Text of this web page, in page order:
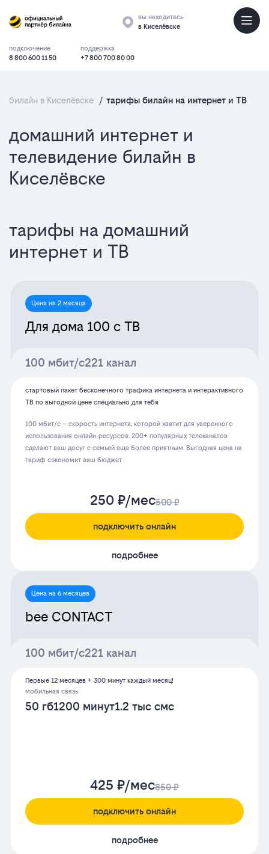
вы находитесь
в Киселёвске
подключение
8 800 600 11 50
поддержка
+7 800 700 80 00
билайн в Киселёвске / тарифы билайн на интернет и ТВ
домашний интернет и
телевидение билайн в
Киселёвске
тарифы на домашний
интернет и ТВ
Цена на 2 месяца
Для дома 100 с ТВ
100 мбит/с221 канал
стартовый пакет бесконечного трафика интернета и интерактивного
ТВ по выгодной цене специально для тебя
100 мбит/с – скорость интернета, которой хватит для уверенного
использования онлайн-ресурсов. 200+ популярных телеканалов
сделают ваш досуг с семьей еще более приятным. Выгодная цена на
тариф сэкономит ваш бюджет
250 ₽/мес500 ₽
подключить онлайн
подробнее
Цена на 6 месяцев
bee CONTACT
100 мбит/с221 канал
Первые 12 месяцев + 300 минут каждый месяц!
мобильная связь
50 гб1200 минут1.2 тыс смс
425 ₽/мес850 ₽
подключить онлайн
подробнее